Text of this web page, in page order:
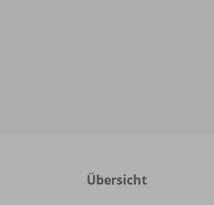
Übersicht